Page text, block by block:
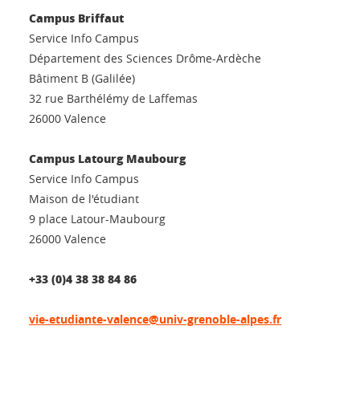
Campus Briffaut
Service Info Campus
Département des Sciences Drôme-Ardèche
Bâtiment B (Galilée)
32 rue Barthélémy de Laffemas
26000 Valence
Campus Latourg Maubourg
Service Info Campus
Maison de l'étudiant
9 place Latour-Maubourg
26000 Valence
+33 (0)4 38 38 84 86
vie-etudiante-valence@univ-grenoble-alpes.fr